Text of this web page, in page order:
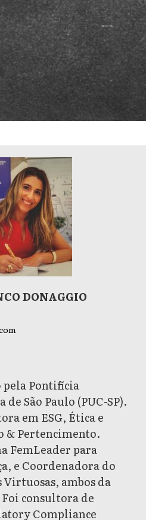
DONAGGIO
Pontifícia
São Paulo (PUC-SP).
em ESG, Ética e
& Pertencimento.
FemLeader para
e Coordenadora do
ambos da
consultora de
Compliance